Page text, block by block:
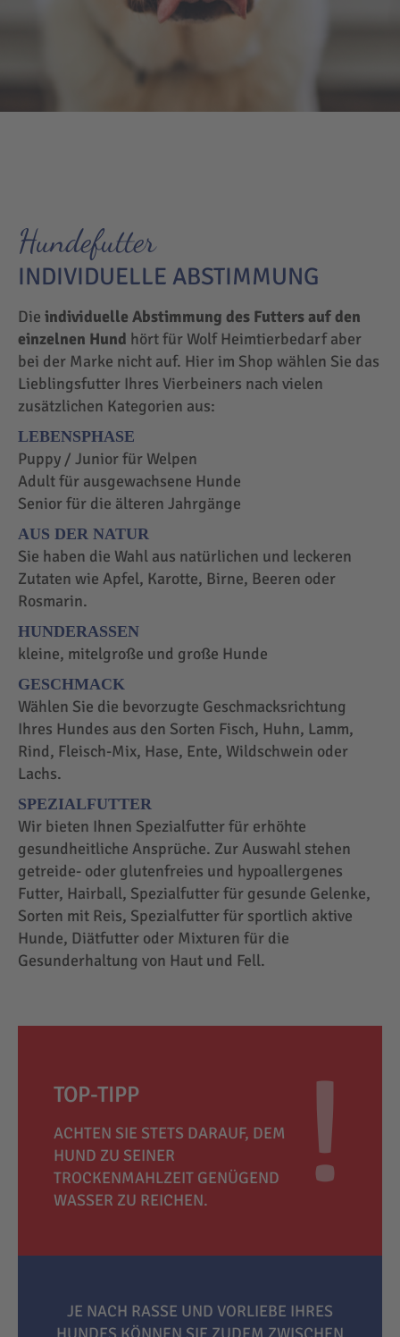
Hundefutter
INDIVIDUELLE ABSTIMMUNG
Die individuelle Abstimmung des Futters auf den
einzelnen Hund hört für Wolf Heimtierbedarf aber
bei der Marke nicht auf. Hier im Shop wählen Sie das
Lieblingsfutter Ihres Vierbeiners nach vielen
zusätzlichen Kategorien aus:
LEBENSPHASE
Puppy / Junior für Welpen
Adult für ausgewachsene Hunde
Senior für die älteren Jahrgänge
AUS DER NATUR
Sie haben die Wahl aus natürlichen und leckeren
Zutaten wie Apfel, Karotte, Birne, Beeren oder
Rosmarin.
HUNDERASSEN
kleine, mitelgroße und große Hunde
GESCHMACK
Wählen Sie die bevorzugte Geschmacksrichtung
Ihres Hundes aus den Sorten Fisch, Huhn, Lamm,
Rind, Fleisch-Mix, Hase, Ente, Wildschwein oder
Lachs.
SPEZIALFUTTER
Wir bieten Ihnen Spezialfutter für erhöhte
gesundheitliche Ansprüche. Zur Auswahl stehen
getreide- oder glutenfreies und hypoallergenes
Futter, Hairball, Spezialfutter für gesunde Gelenke,
Sorten mit Reis, Spezialfutter für sportlich aktive
Hunde, Diätfutter oder Mixturen für die
Gesunderhaltung von Haut und Fell.
TOP-TIPP
ACHTEN SIE STETS DARAUF, DEM
HUND ZU SEINER
TROCKENMAHLZEIT GENÜGEND
WASSER ZU REICHEN.
JE NACH RASSE UND VORLIEBE IHRES